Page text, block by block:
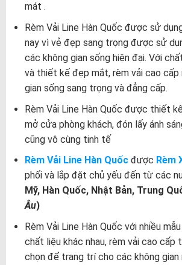
mát .
Rèm Vải Line Hàn Quốc được sử
nay vì vẻ đẹp sang trọng được sử
các không gian sống hiện đại. Với
và thiết kế đẹp mắt, rèm vải cao cấp
gian sống sang trọng và đẳng cấp.
Rèm Vải Line Hàn Quốc được thiết
mở cửa phòng khách, đón lấy ánh
cũng vô cùng tinh tế
Rèm Vải Line Hàn Quốcđược Rèm
phối và lắp đặt chủ yếu đến từ các
Mỹ, Hàn Quốc, Nhật Bản, Trung
Âu)
Rèm Vải Line Hàn Quốc với nhiều
chất liệu khác nhau, rèm vải cao
chọn để trang trí cho các không